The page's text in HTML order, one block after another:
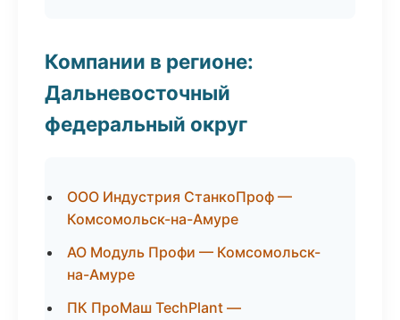
Компании в регионе:
Дальневосточный
федеральный округ
ООО Индустрия СтанкоПроф —
Комсомольск-на-Амуре
АО Модуль Профи — Комсомольск-
на-Амуре
ПК ПроМаш TechPlant —